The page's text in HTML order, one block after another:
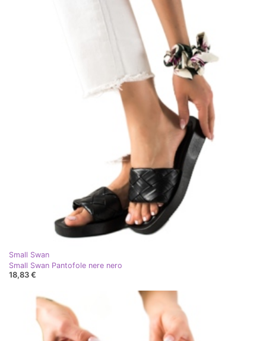
Small Swan
Small Swan Pantofole nere nero
18,83 €